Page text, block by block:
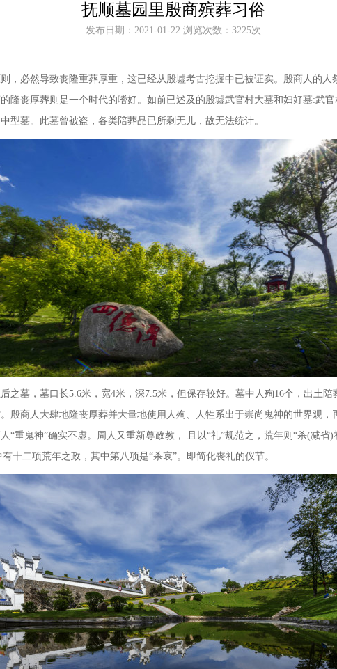
抚顺墓园里殷商殡葬习俗
发布日期：2021-01-22 浏览次数：3225次
，必然导致丧隆重葬厚重，这已经从殷墟考古挖掘中已被证实。殷商人的人
隆丧厚葬则是一个时代的嗜好。如前已述及的殷墟武官村大墓和妇好墓:武官
型墓。此墓曾被盗，各类陪葬品已所剩无儿，故无法统计。
之墓，墓口长5.6米，宽4米，深7.5米，但保存较好。墓中人殉16个，出土陪
殷商人大肆地隆丧厚葬并大量地使用人殉、人牲系出于崇尚鬼神的世界观，
“重鬼神”确实不虚。周人又重新尊政教， 且以“礼”规范之，荒年则“杀(减省)
有十二项荒年之政，其中第八项是“杀哀”。即简化丧礼的仪节。